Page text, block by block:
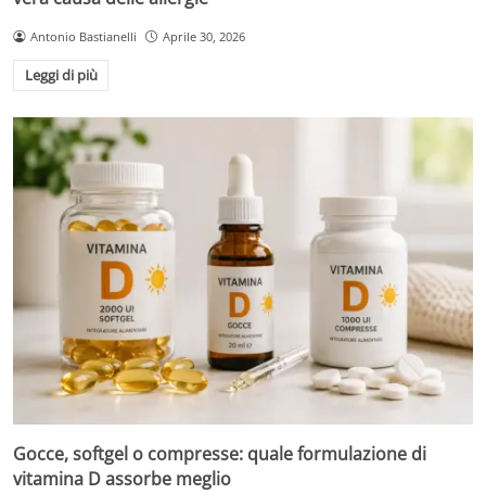
Antonio Bastianelli Aprile 30, 2026
Leggi di più
Gocce, softgel o compresse: quale formulazione di
vitamina D assorbe meglio